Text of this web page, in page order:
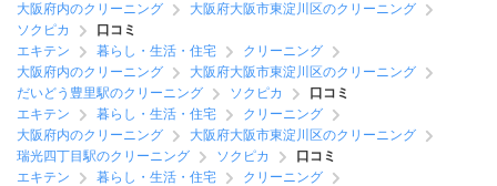
大阪府内のクリーニング
大阪府大阪市東淀川区のクリーニング
ソクピカ
口コミ
エキテン
暮らし・生活・住宅
クリーニング
大阪府内のクリーニング
大阪府大阪市東淀川区のクリーニング
だいどう豊里駅のクリーニング
ソクピカ
口コミ
エキテン
暮らし・生活・住宅
クリーニング
大阪府内のクリーニング
大阪府大阪市東淀川区のクリーニング
瑞光四丁目駅のクリーニング
ソクピカ
口コミ
エキテン
暮らし・生活・住宅
クリーニング